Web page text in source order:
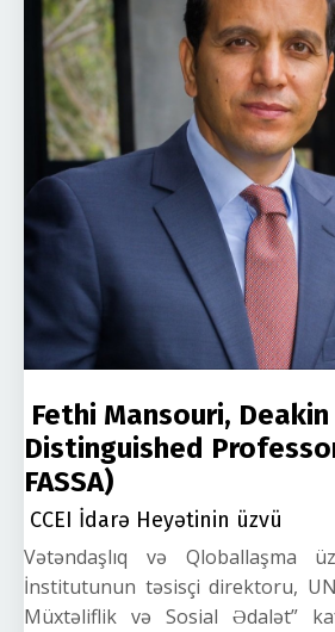
Fethi Mansouri, Deakin
Distinguished
FASSA)
CCEI İdarə Heyətinin üzvü
Vətəndaşlıq və Qloballaşma
İnstitutunun təsisçi direktoru,
Müxtəliflik və Sosial Ədalət”